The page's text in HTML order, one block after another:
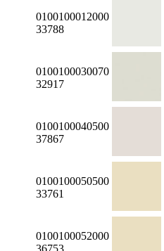
0100100012000
33788
0100100030070
32917
0100100040500
37867
0100100050500
33761
0100100052000